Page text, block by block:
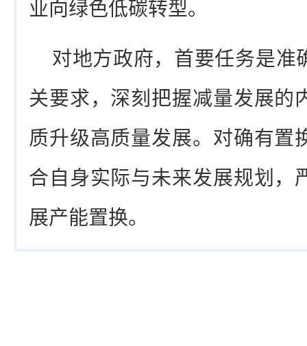
业向绿色低碳转型。
对地方政府，首要任务是准
关要求，深刻把握减量发展的
质升级高质量发展。对确有置
合自身实际与未来发展规划，
展产能置换。